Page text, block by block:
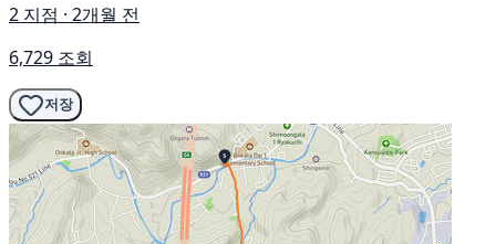
2 지점 · 2개월 전
6,729 조회
저장